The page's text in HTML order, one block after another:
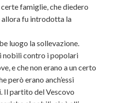
famiglie, che diedero
fu introdotta la
luogo la sollevazione.
nobili contro i popolari
e che non erano a un certo
però erano anch’essi
Il partito del Vescovo